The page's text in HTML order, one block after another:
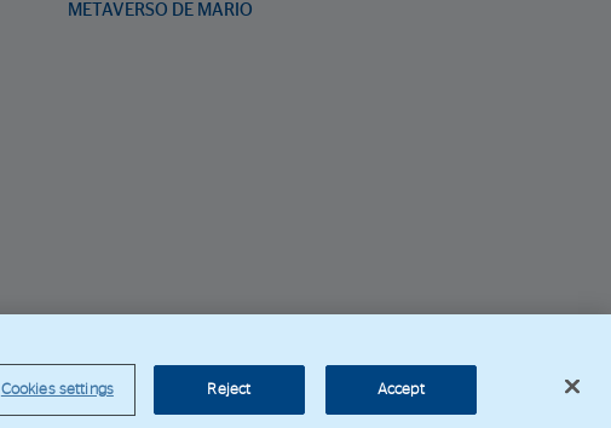
METAVERSO DE MARIO
Cookies settings Reject Accept